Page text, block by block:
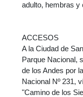
adulto, hembras y
ACCESOS
A la Ciudad de
Parque Nacional,
de los Andes por
Nacional Nº 231,
"Camino de los